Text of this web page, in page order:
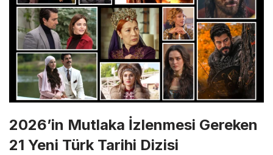
2026’in Mutlaka İzlenmesi Gereken
21 Yeni Türk Tarihi Dizisi